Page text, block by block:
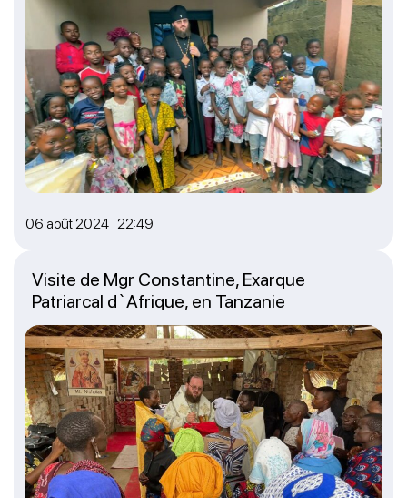
06 août 2024 22:49
Visite de Mgr Constantine, Exarque
Patriarcal d`Afrique, en Tanzanie